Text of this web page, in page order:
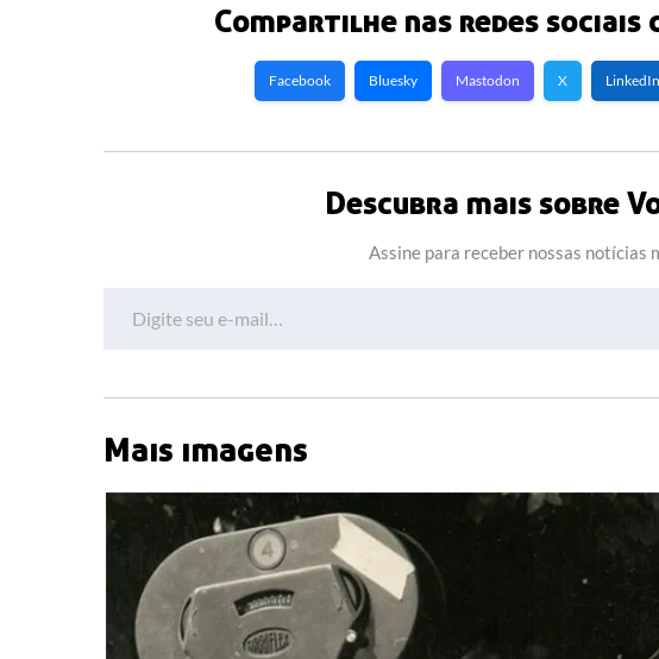
Compartilhe nas redes
Facebook Bluesky Mastodon X LinkedIn
Descubra mais sobre
Assine para receber nossas notícias
Mais imagens